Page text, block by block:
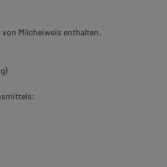
von Milcheiweis enthalten.